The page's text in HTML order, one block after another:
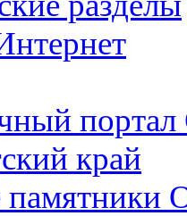
портал
край